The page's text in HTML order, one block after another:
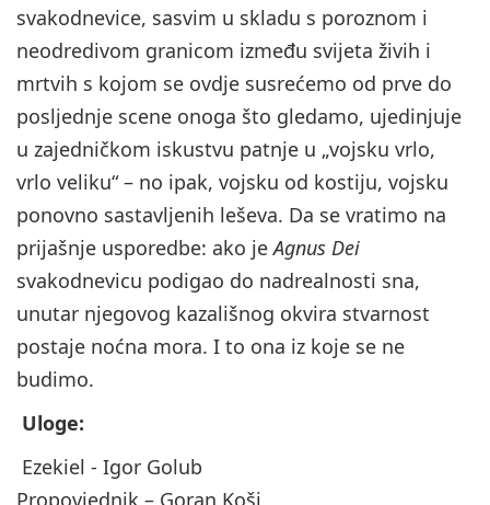
svakodnevice, sasvim u skladu s poroznom i
neodredivom granicom između svijeta živih i
mrtvih s kojom se ovdje susrećemo od prve do
posljednje scene onoga što gledamo, ujedinjuje
u zajedničkom iskustvu patnje u „vojsku vrlo,
vrlo veliku“ – no ipak, vojsku od kostiju, vojsku
ponovno sastavljenih leševa. Da se vratimo na
prijašnje usporedbe: ako jeAgnus Dei
svakodnevicu podigao do nadrealnosti sna,
unutar njegovog kazališnog okvira stvarnost
postaje noćna mora. I to ona iz koje se ne
budimo.
Uloge:
Ezekiel - Igor Golub